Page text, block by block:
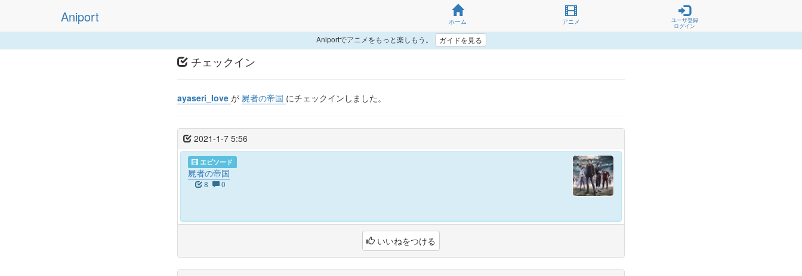
Aniport ホーム アニメ
ユーザ登録
ログイン
Aniportでアニメをもっと楽しもう。 ガイドを見る
チェックイン
ayaseri_Iove が 屍者の帝国 にチェックインしました。
2021-1-7 5:56
エピソード
屍者の帝国
8 0
いいねをつける